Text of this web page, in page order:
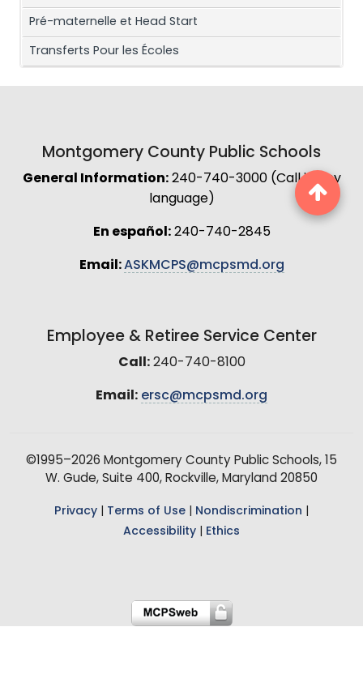
Pré-maternelle et Head Start
Transferts Pour les Écoles
Montgomery County Public Schools
General Information:240-740-3000 (Call in any
language)
En español:240-740-2845
Email:ASKMCPS@mcpsmd.org
Employee & Retiree Service Center
Call:240-740-8100
Email: ersc@mcpsmd.org
©1995–2026 Montgomery County Public Schools, 15
W. Gude, Suite 400, Rockville, Maryland 20850
Privacy Terms of Use Nondiscrimination
Accessibility
Ethics